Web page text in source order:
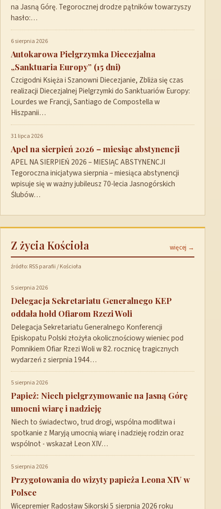
na Jasną Górę. Tegorocznej drodze pątników towarzyszy
hasło:…
6 sierpnia 2026
Autokarowa Pielgrzymka Diecezjalna
„Sanktuaria Europy” (15 dni)
Czcigodni Księża i Szanowni Diecezjanie, Zbliża się czas
realizacji Diecezjalnej Pielgrzymki do Sanktuariów Europy:
Lourdes we Francji, Santiago de Compostella w
Hiszpanii…
31 lipca 2026
Apel na sierpień 2026 – miesiąc abstynencji
APEL NA SIERPIEŃ 2026 – MIESIĄC ABSTYNENCJI
Tegoroczna inicjatywa sierpnia – miesiąca abstynencji
wpisuje się w ważny jubileusz 70-lecia Jasnogórskich
Ślubów…
Z życia Kościoła więcej →
źródło: RSS parafii / Kościoła
5 sierpnia 2026
Delegacja Sekretariatu Generalnego KEP
oddała hołd Ofiarom Rzezi Woli
Delegacja Sekretariatu Generalnego Konferencji
Episkopatu Polski złożyła okolicznościowy wieniec pod
Pomnikiem Ofiar Rzezi Woli w 82. rocznicę tragicznych
wydarzeń z sierpnia 1944…
5 sierpnia 2026
Papież: Niech pielgrzymowanie na Jasną Górę
umocni wiarę i nadzieję
Niech to świadectwo, trud drogi, wspólna modlitwa i
spotkanie z Maryją umocnią wiarę i nadzieję rodzin oraz
wspólnot - wskazał Leon XIV…
5 sierpnia 2026
Przygotowania do wizyty papieża Leona XIV w
Polsce
Wicepremier Radosław Sikorski 5 sierpnia 2026 roku